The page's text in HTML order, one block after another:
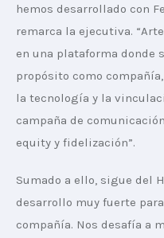
hemos desarrollado con
remarca la ejecutiva.
en una plataforma donde
propósito como
la tecnología y la
campaña de
equity y fidelización”.
Sumado a ello, sigue del
desarrollo muy fuerte
compañía. Nos desafía a